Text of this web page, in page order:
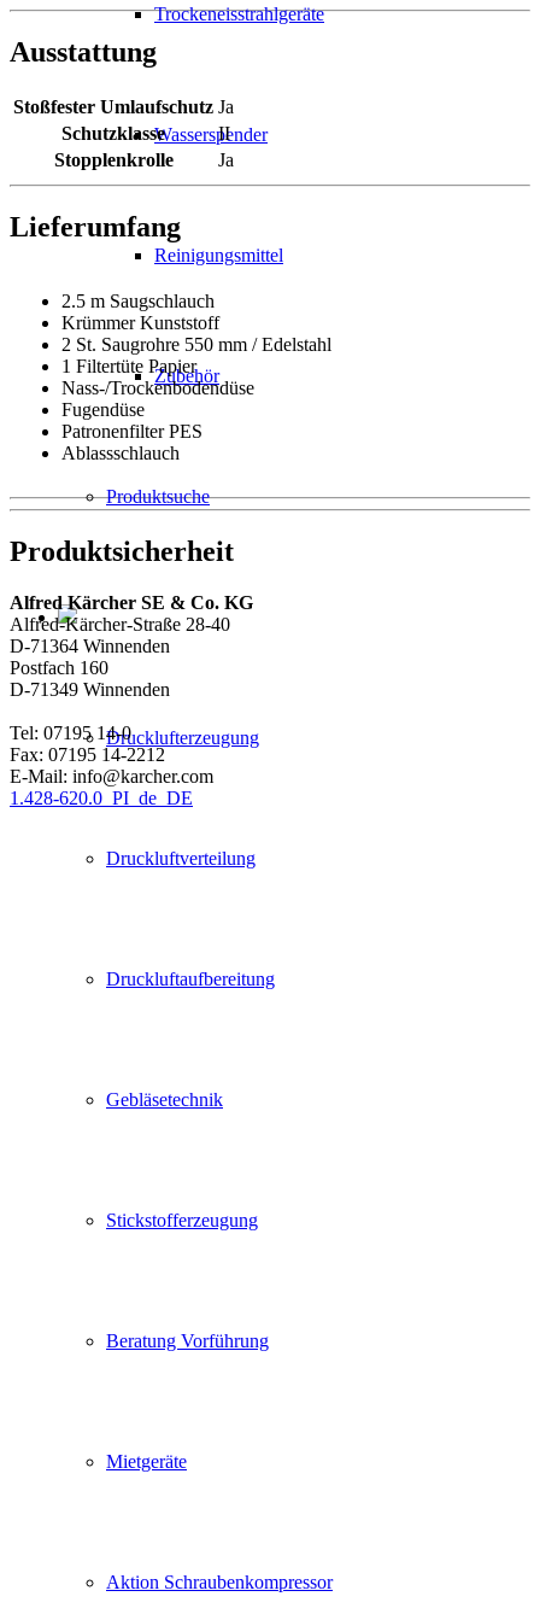
Trockeneisstrahlgeräte
Wasserspender
Reinigungsmittel
Zubehör
Produktsuche
Drucklufterzeugung
Druckluftverteilung
Druckluftaufbereitung
Gebläsetechnik
Stickstofferzeugung
Beratung Vorführung
Mietgeräte
Aktion Schraubenkompressor
Ausstattung
Stoßfester Umlaufschutz Ja
Schutzklasse
II
Stopplenkrolle
Ja
Lieferumfang
2.5 m Saugschlauch
Krümmer Kunststoff
2 St. Saugrohre 550 mm / Edelstahl
1 Filtertüte Papier
Nass-/Trockenbodendüse
Fugendüse
Patronenfilter PES
Ablassschlauch
Produktsicherheit
Alfred Kärcher SE & Co. KG
Alfred-Kärcher-Straße 28-40
D-71364 Winnenden
Postfach 160
D-71349 Winnenden
Tel: 07195 14-0
Fax: 07195 14-2212
E-Mail: info@karcher.com
1.428-620.0_PI_de_DE